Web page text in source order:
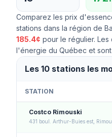
Comparez les prix
stations dans la région de
185.4¢ pour le régulier. Les
l'énergie du Québec et
Les 10 stations les
STATION
Costco Rimouski
431 boul. Arthur-Buies est,